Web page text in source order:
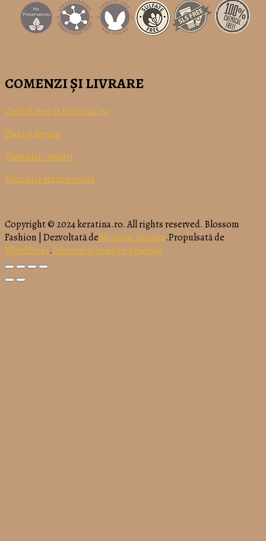
COMENZI ȘI LIVRARE
Contul meu la keratina.ro
Platăși livrare
Formular contact
Formular retur produs
Copyright © 2024 keratina.ro. All rights reserved. Blossom
Fashion | Dezvoltată deBlossom Themes.Propulsată de
WordPress.Termeni și condiții generale